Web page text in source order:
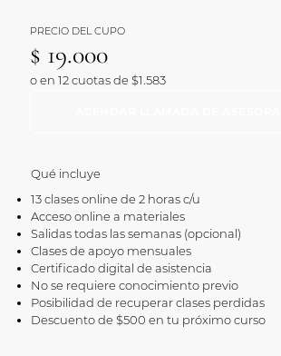
PRECIO DEL CUPO
$ 19.000
o en 12 cuotas de $1.583
Qué incluye
13 clases online de 2 horas c/u
Acceso online a materiales
Salidas todas las semanas (opcional)
Clases de apoyo mensuales
Certificado digital de asistencia
No se requiere conocimiento previo
Posibilidad de recuperar clases perdidas​
Descuento de $500 en tu próximo curso​